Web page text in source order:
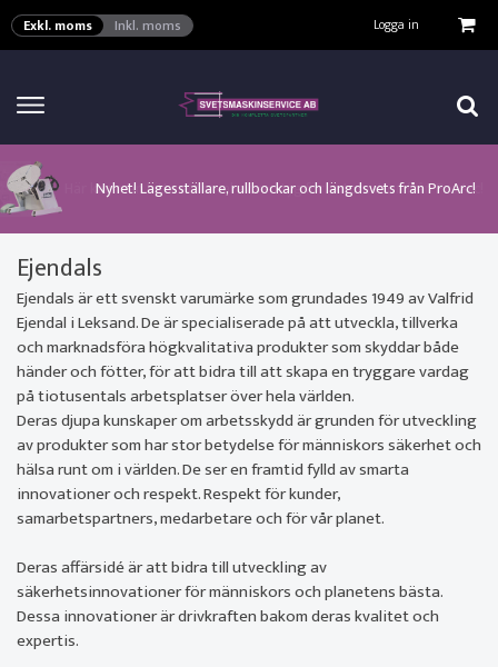
Exkl. moms Inkl. moms Logga in
Klicka här för att se alla våra nuvarande kampanjer!
Här kan man hitta ett urval av verktyg för automation från ProArc!
Nyhet! Lägesställare, rullbockar och längdsvets från ProArc!
Nyhet! Tig-svets från Esab, Rogue ET 230iP AC/DC!
Nyhet! Tig-svets Minarc T 223 AC/DC från Kemppi!
Nyhet! Nya PAPR-enheten från ESAB EPR-X1.1!
Nyhet! MinarcMig 190 Auto och MinarcMig 220 Auto från Kemppi!
Ejendals
Ejendals är ett svenskt varumärke som grundades 1949 av Valfrid
Ejendal i Leksand. De är specialiserade på att utveckla, tillverka
och marknadsföra högkvalitativa produkter som skyddar både
händer och fötter, för att bidra till att skapa en tryggare vardag
på tiotusentals arbetsplatser över hela världen.
Deras djupa kunskaper om arbetsskydd är grunden för utveckling
av produkter som har stor betydelse för människors säkerhet och
hälsa runt om i världen. De ser en framtid fylld av smarta
innovationer och respekt. Respekt för kunder,
samarbetspartners, medarbetare och för vår planet.
Deras affärsidé är att bidra till utveckling av
säkerhetsinnovationer för människors och planetens bästa.
Dessa innovationer är drivkraften bakom deras kvalitet och
expertis.
VISA VARUKORGEN TILL KASSAN